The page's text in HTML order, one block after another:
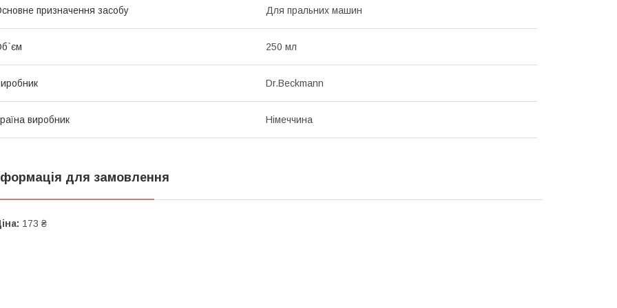
призначення засобу Для пральних машин
250 мл
Dr.Beckmann
виробник Німеччина
для замовлення
173 ₴